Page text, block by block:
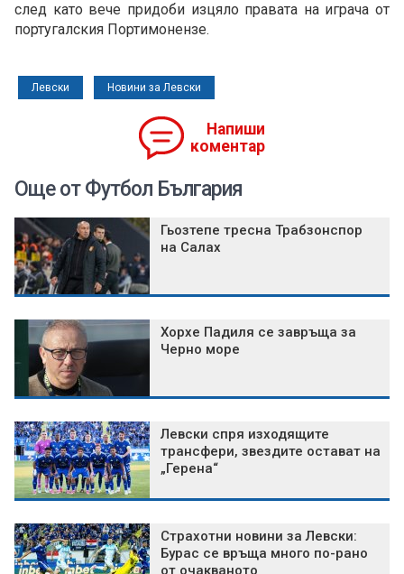
след като вече придоби изцяло правата на играча от
португалския Портимонензе.
Левски Новини за Левски
Напиши
коментар
Още от Футбол България
Гьозтепе тресна Трабзонспор
на Салах
Хорхе Падиля се завръща за
Черно море
Левски спря изходящите
трансфери, звездите остават на
„Герена“
Страхотни новини за Левски:
Бурас се връща много по-рано
от очакваното